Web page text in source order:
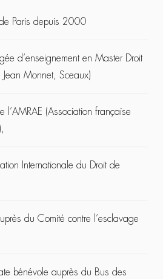
Paris depuis 2000
d’enseignement en Master Droit
Monnet, Sceaux)
l’AMRAE (Association française
Internationale du Droit de
du Comité contre l’esclavage
bénévole auprès du Bus des